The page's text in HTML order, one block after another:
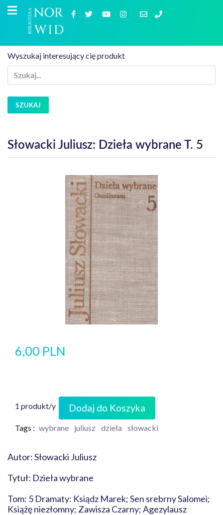
Wyszukaj interesujący cię produkt
SZUKAJ
Słowacki Juliusz: Dzieła wybrane T. 5
6,00 PLN
1 produkt/y Dodaj do Koszyka
Tags : wybrane juliusz dzieła słowacki
Autor: Słowacki Juliusz
Tytuł: Dzieła wybrane
Tom: 5 Dramaty: Ksiądz Marek; Sen srebrny Salomei;
Książę niezłomny; Zawisza Czarny; Agezylausz